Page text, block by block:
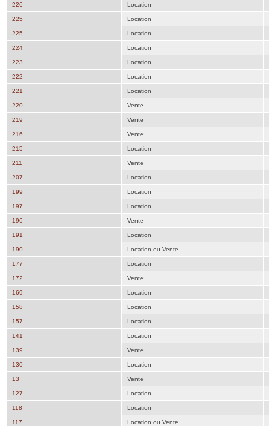
226 Location
225 Location
225 Location
224 Location
223 Location
222 Location
221 Location
220 Vente
219 Vente
216 Vente
215 Location
211 Vente
207 Location
199 Location
197 Location
196 Vente
191 Location
190 Location ou Vente
177 Location
172 Vente
169 Location
158 Location
157 Location
141 Location
139 Vente
130 Location
13 Vente
127 Location
118 Location
117 Location ou Vente